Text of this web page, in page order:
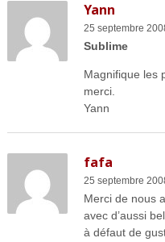
Yann
25 septembre
Sublime
Magnifique les
merci.
Yann
fafa
25 septembre
Merci de nous
avec d’aussi
à défaut de